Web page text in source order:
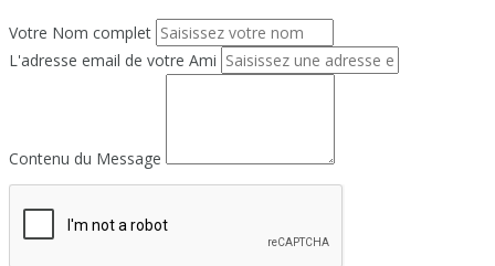
Votre Nom complet
L'adresse email de votre Ami
Contenu du Message